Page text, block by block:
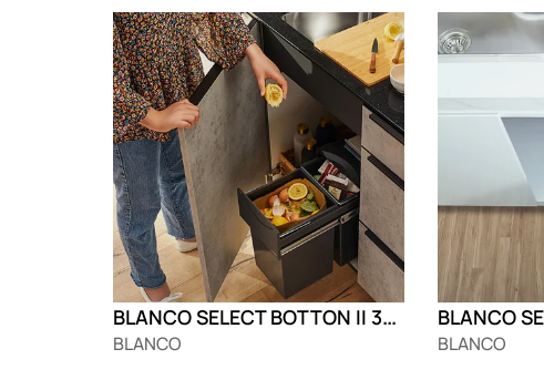
Loading
BLANCO SELECT BOTTON II 30/2
BLANCO
Loading
BLANCO